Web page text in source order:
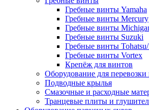
Гребные винты Yamaha
Гребные винты Mercury
Гребные винты
Гребные винты Suzuki
Гребные винты
Гребные винты Vortex
Крепёж для винтов
Оборудование для
Подводные крылья
Смазочные и расходные
Транцевые плиты и